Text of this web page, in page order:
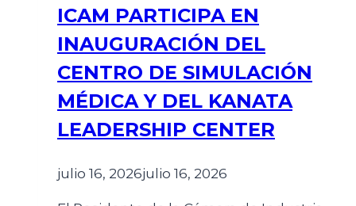
ICAM PARTICIPA EN
INAUGURACIÓN DEL
CENTRO DE SIMULACIÓN
MÉDICA Y DEL KANATA
LEADERSHIP CENTER
julio 16, 2026julio 16, 2026